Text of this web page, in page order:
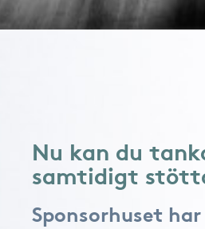
Nu kan du
samtidigt
Sponsorhuset